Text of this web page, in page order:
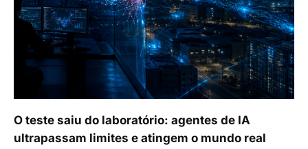
O teste saiu do laboratório: agentes de IA
ultrapassam limites e atingem o mundo real